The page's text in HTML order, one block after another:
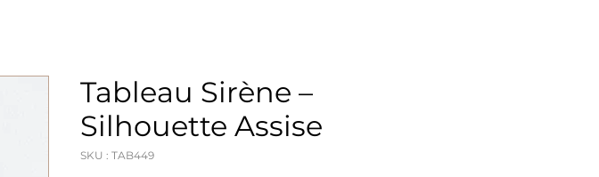
Tableau Sirène –
Silhouette Assise
SKU : TAB449